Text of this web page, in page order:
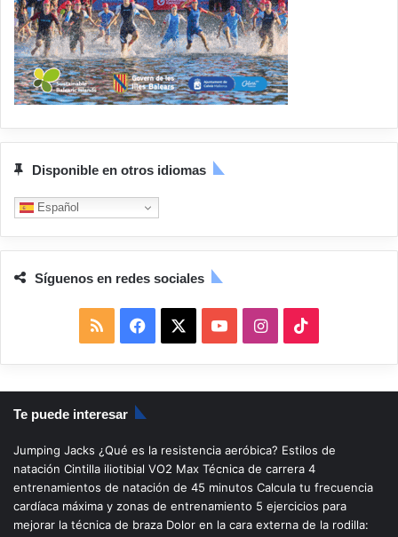
Disponible en otros idiomas
Español
Síguenos en redes sociales
S
S
a
c
b
o
o
u
u
b
I
n
s
a
g
i
k
o
k
Te puede interesar
Jumping Jacks ¿Qué es la resistencia aeróbica? Estilos de
natación Cintilla iliotibial VO2 Max Técnica de carrera 4
entrenamientos de natación de 45 minutos Calcula tu frecuencia
cardíaca máxima y zonas de entrenamiento 5 ejercicios para
mejorar la técnica de braza Dolor en la cara externa de la rodilla: